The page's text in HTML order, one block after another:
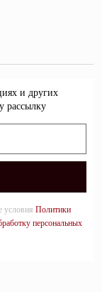
и других
рассылку
условия Политики
персональных